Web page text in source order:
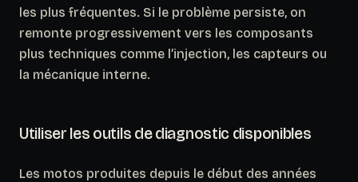
les plus fréquentes. Si le problème persiste, on
remonte progressivement vers les composants
plus techniques comme l’injection, les capteurs ou
la mécanique interne.
Utiliser les outils de diagnostic disponibles
Les motos produites depuis le début des années